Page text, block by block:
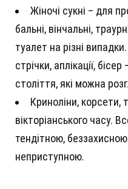
Жіночі сукні – для
бальні, вінчальні,
туалет на різні
стрічки, аплікації,
століття, які можна
Криноліни, корсети,
вікторіанського часу.
тендітною,
неприступною.